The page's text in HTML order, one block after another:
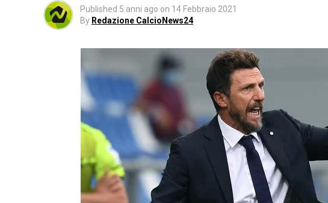
Published 5 anni ago on 14 Febbraio 2021
By Redazione CalcioNews24